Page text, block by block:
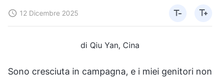
12 Dicembre 2025
di Qiu Yan, Cina
Sono cresciuta in campagna, e i miei genitori non